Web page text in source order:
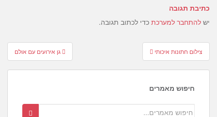
כתיבת תגובה
יש להתחבר למערכת כדי לכתוב תגובה.
Post
navigation
גן אירועים עם אולם צילום חתונות איכותי
חיפוש מאמרים